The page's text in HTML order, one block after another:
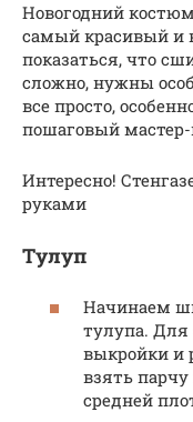
Новогодний
самый красивый
показаться, что
сложно, нужны
все просто,
пошаговый мастер-
Интересно!
руками
Тулуп
Начинаем
тулупа. Для
выкройки и
взять
средней